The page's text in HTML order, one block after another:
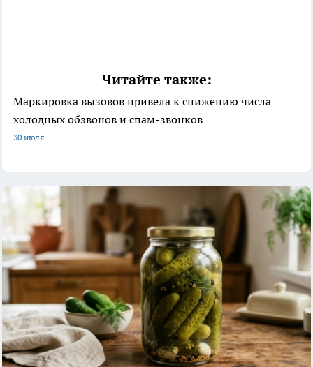
Читайте также:
Маркировка вызовов привела к снижению числа
холодных обзвонов и спам-звонков
30 июля